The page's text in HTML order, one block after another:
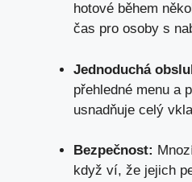
hotové během
čas pro osoby s
Jednoduchá
přehledné menu a
usnadňuje celý
Bezpečnost:
když ví, že jejich